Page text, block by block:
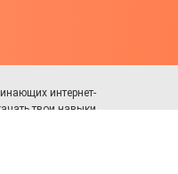
интернет-
твои навыки.